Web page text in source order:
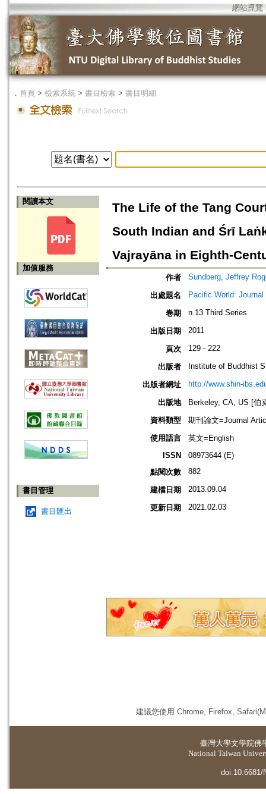
網站導覽
． 首頁 > 檢索系統 > 書目檢索 > 書目明細
閱讀本文
加值服務
書目管理
書目匯出
The Life of the Tang
South Indian and Śrī
Vajrayāna in Eighth-
作者 Sundberg, Jeffrey
出處題名 Pacific World:
卷期 n.13 Third Series
出版日期 2011
頁次 129 - 222
出版者 Institute of Buddhist
出版者網址 http://www.shin-
出版地
Berkeley, CA, US [伯
資料類型
期刊論文=Journal
使用語言
英文=English
ISSN
08973644 (E)
點閱次數
882
建檔日期 2013.09.04
更新日期 2021.02.03
建議您使用 Chrome, Firefox,
臺灣大學文學院佛
National Taiwan
doi:10.6681/